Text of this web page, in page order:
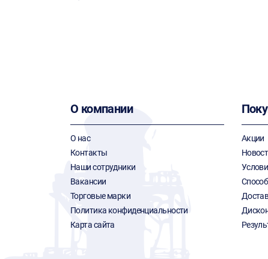
О компании
О нас
Контакты
Наши сотрудники
Вакансии
Торговые марки
Политика конфиденциальности
Карта сайта
Акции